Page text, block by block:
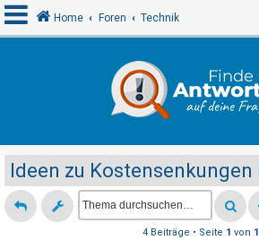
e
l
d
e
Home Foren Technik
Ideen zu
4 Beiträge • Seite 1 von 1